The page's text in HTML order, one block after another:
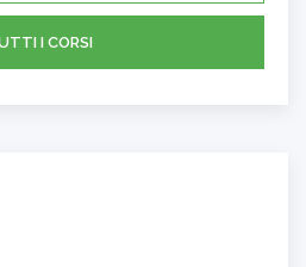
I CORSI